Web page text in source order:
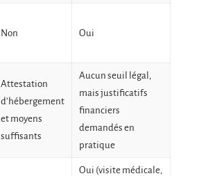
Non Oui
Attestation
d’hébergement
et moyens
suffisants
Aucun seuil légal,
mais justificatifs
financiers
demandés en
pratique
Oui (visite médicale,